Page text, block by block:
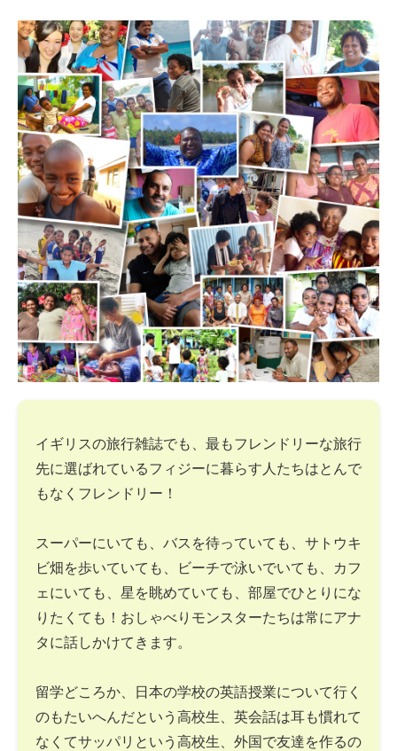
イギリスの旅行雑誌でも、最もフレンドリーな旅行
先に選ばれているフィジーに暮らす人たちはとんで
もなくフレンドリー！
スーパーにいても、バスを待っていても、サトウキ
ビ畑を歩いていても、ビーチで泳いでいても、カフ
ェにいても、星を眺めていても、部屋でひとりにな
りたくても！おしゃべりモンスターたちは常にアナ
タに話しかけてきます。
留学どころか、日本の学校の英語授業について行く
のもたいへんだという高校生、英会話は耳も慣れて
なくてサッパリという高校生、外国で友達を作るの